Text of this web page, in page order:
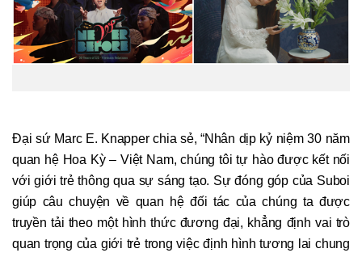
Đại sứ Marc E. Knapper chia sẻ, “Nhân dịp kỷ niệm 30 năm
quan hệ Hoa Kỳ – Việt Nam, chúng tôi tự hào được kết nối
với giới trẻ thông qua sự sáng tạo. Sự đóng góp của Suboi
giúp câu chuyện về quan hệ đối tác của chúng ta được
truyền tải theo một hình thức đương đại, khẳng định vai trò
quan trọng của giới trẻ trong việc định hình tương lai chung